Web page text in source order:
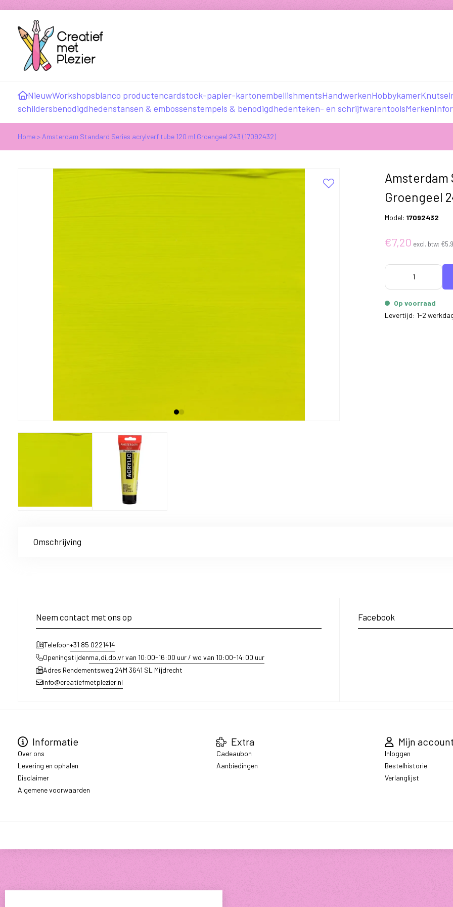
NieuwWorkshopsblanco productencardstock-papier-kartonembellishmentsHandwerkenHobbykamer
schildersbenodigdhedenstansen & embossenstempels & benodigdhedenteken- en schrijfwarentoolsMerken
Home> Amsterdam Standard Series acrylverf tube 120 ml Groengeel 243 (17092432)
Amsterdam
Groengeel
Model:17092432
€7,20 excl. btw:
Op voorraad
Levertijd: 1-2
Omschrijving
Neem contact met ons op
Telefoon+31 85 0221414
Openingstijdenma,di,do,vr van 10:00-16:00 uur / wo van 10:00-14:00 uur
Adres Rendementsweg 24M 3641 SL Mijdrecht
info@creatiefmetplezier.nl
Facebook
Informatie
Over ons
Levering en ophalen
Disclaimer
Algemene voorwaarden
Extra
Cadeaubon
Aanbiedingen
Mijn account
Inloggen
Bestelhistorie
Verlanglijst